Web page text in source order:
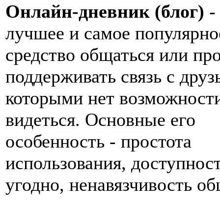
Онлайн-дневник (блог) -
лучшее и самое
средство общаться или
поддерживать связь с
которыми нет
видеться. Основные его
особенность - простота
использования,
угодно, ненавязчивость